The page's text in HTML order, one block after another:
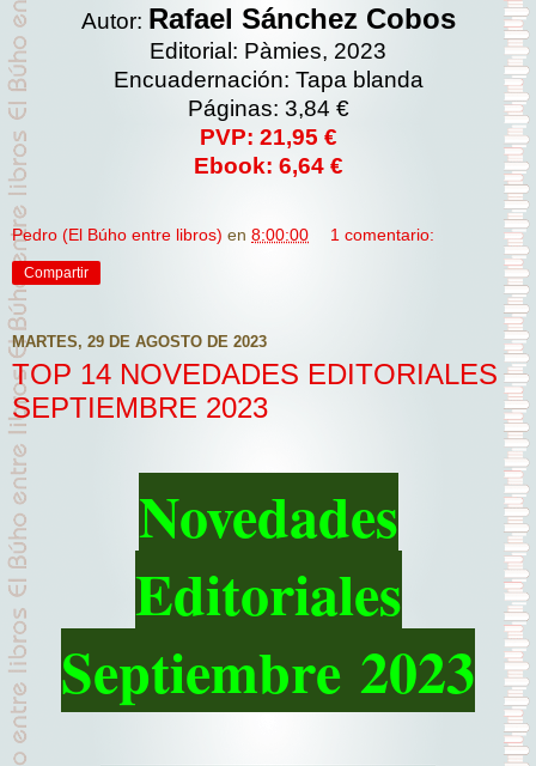
Autor: Rafael Sánchez Cobos
Editorial: Pàmies, 2023
Encuadernación: Tapa blanda
Páginas: 3,84 €
PVP: 21,95 €
Ebook: 6,64 €
Pedro (El Búho entre libros) en 8:00:00 1 comentario:
Compartir
MARTES, 29 DE AGOSTO DE 2023
TOP 14 NOVEDADES EDITORIALES
SEPTIEMBRE 2023
Novedades
Editoriales
Septiembre 2023